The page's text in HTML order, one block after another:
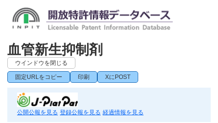
血管新生抑制剤
ウインドウを閉じる
固定URLをコピー 印刷 XにPOST
公開公報を見る 登録公報を見る 経過情報を見る